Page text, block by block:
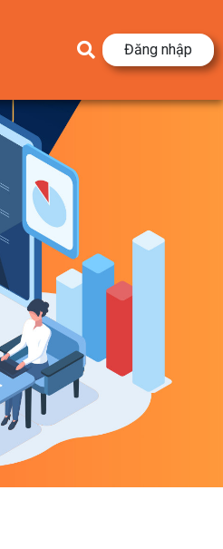
Đăng nhập